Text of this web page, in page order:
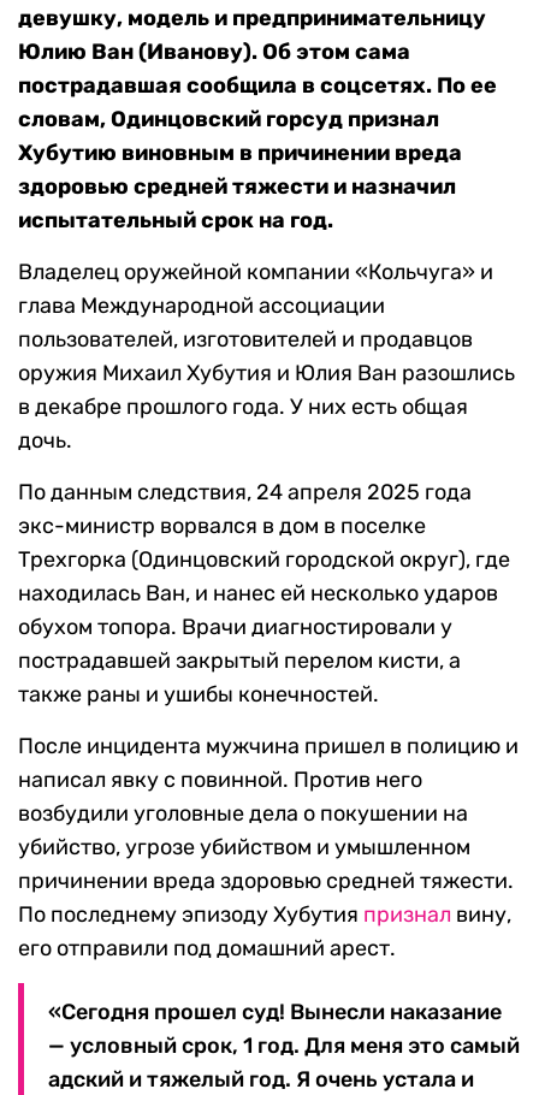
девушку, модель и предпринимательницу
Юлию Ван (Иванову). Об этом сама
пострадавшая сообщила в соцсетях. По ее
словам, Одинцовский горсуд признал
Хубутию виновным в причинении вреда
здоровью средней тяжести и назначил
испытательный срок на год.
Владелец оружейной компании «Кольчуга» и
глава Международной ассоциации
пользователей, изготовителей и продавцов
оружия Михаил Хубутия и Юлия Ван разошлись
в декабре прошлого года. У них есть общая
дочь.
По данным следствия, 24 апреля 2025 года
экс-министр ворвался в дом в поселке
Трехгорка (Одинцовский городской округ), где
находилась Ван, и нанес ей несколько ударов
обухом топора. Врачи диагностировали у
пострадавшей закрытый перелом кисти, а
также раны и ушибы конечностей.
После инцидента мужчина пришел в полицию и
написал явку с повинной. Против него
возбудили уголовные дела о покушении на
убийство, угрозе убийством и умышленном
причинении вреда здоровью средней тяжести.
По последнему эпизоду Хубутия признал вину,
его отправили под домашний арест.
«Сегодня прошел суд! Вынесли наказание
— условный срок, 1 год. Для меня это самый
адский и тяжелый год. Я очень устала и